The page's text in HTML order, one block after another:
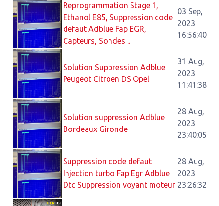
Reprogrammation Stage 1,
Ethanol E85, Suppression code
defaut Adblue Fap EGR,
Capteurs, Sondes ...
03 Sep,
2023
16:56:40
Solution Suppression Adblue
Peugeot Citroen DS Opel
31 Aug,
2023
11:41:38
Solution suppression Adblue
Bordeaux Gironde
28 Aug,
2023
23:40:05
Suppression code defaut
Injection turbo Fap Egr Adblue
Dtc Suppression voyant moteur
28 Aug,
2023
23:26:32